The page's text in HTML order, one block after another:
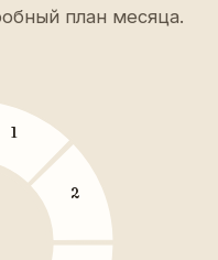
план месяца.
1
2